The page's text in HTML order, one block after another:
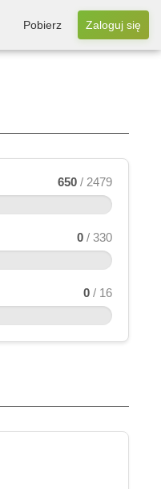
Pobierz Zaloguj się
650 / 2479
0 / 330
0 / 16